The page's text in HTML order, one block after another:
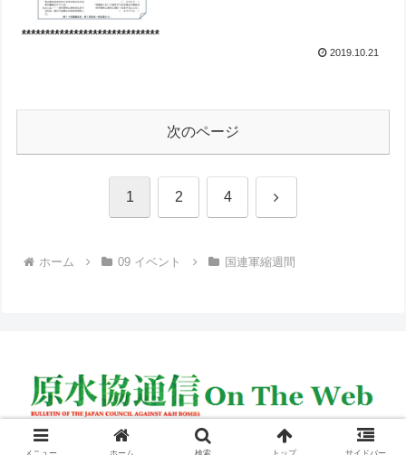
2019.10.21
次のページ
1 2 4 次
ホーム 09 イベント 国連軍縮週間
© 2005 原水協通信 on the web.
メニュー ホーム 検索 トップ サイドバー